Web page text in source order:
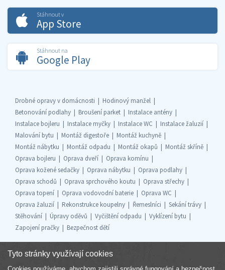
Stáhnout v
App Store
Stáhnout na
Google Play
Drobné opravy v domácnosti
Hodinový manžel
Betonování podlahy
Broušení parket
Instalace antény
Instalace bojleru
Instalace myčky Instalace WC
Instalace žaluzií
Malování bytu
Montáž digestoře
Montáž kuchyně
Montáž nábytku
Montáž odpadu Montáž okapů
Montáž skříně
Oprava bojleru
Oprava dveří
Oprava komínu
Oprava kožené sedačky
Oprava nábytku
Oprava podlahy
Oprava schodů
Oprava sprchového koutu
Oprava střechy
Oprava topení
Oprava vodovodní baterie
Oprava WC
Oprava žaluzií
Rekonstrukce koupelny Řemeslníci
Sekání trávy
Stěhování
Úpravy oděvů Vyčištění odpadu
Vyklízení bytu
Zapojení pračky
Bezpečnost dětí
Tyto stránky využívají cookies